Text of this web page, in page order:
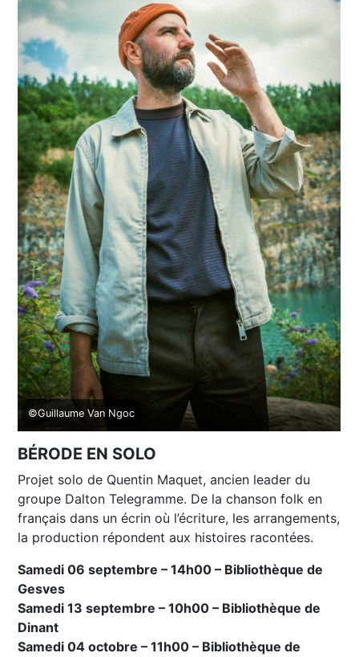
©Guillaume Van Ngoc
BÉRODE EN SOLO
Projet solo de Quentin Maquet, ancien leader du
groupe Dalton Telegramme. De la chanson folk en
français dans un écrin où l’écriture, les arrangements,
la production répondent aux histoires racontées.
Samedi 06 septembre – 14h00 – Bibliothèque de
Gesves
Samedi 13 septembre – 10h00 – Bibliothèque de
Dinant
Samedi 04 octobre – 11h00 – Bibliothèque de